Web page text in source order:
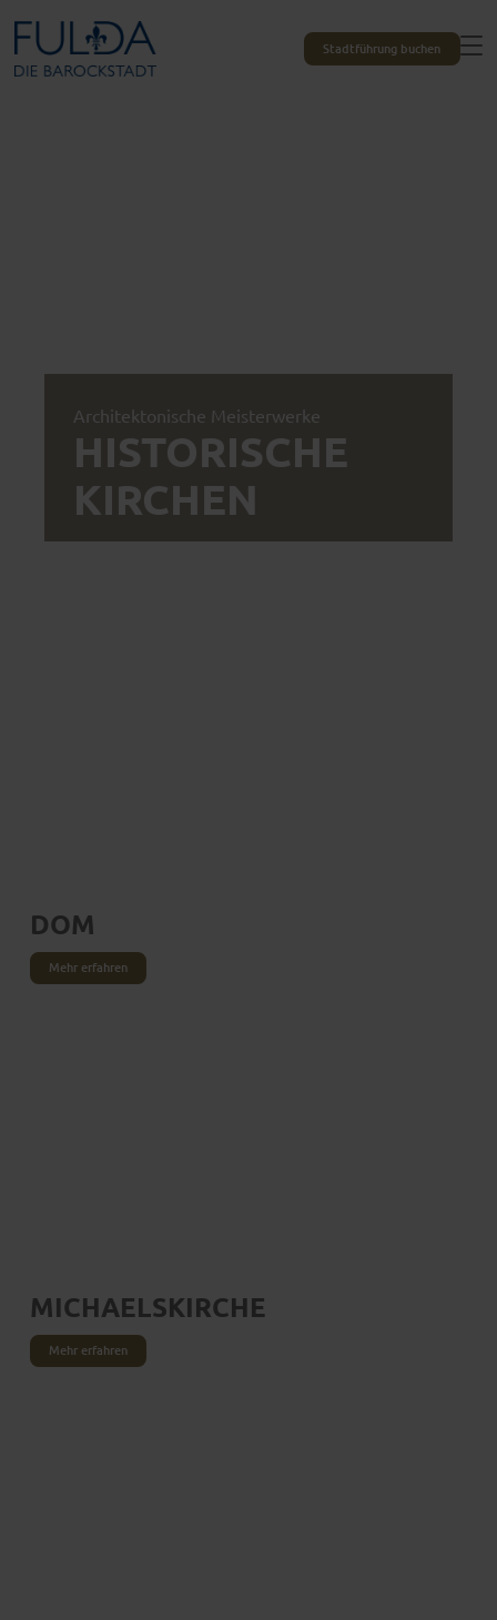
Stadtführung buchen
Architektonische Meisterwerke
HISTORISCHE
KIRCHEN
DOM
Mehr erfahren
MICHAELSKIRCHE
Mehr erfahren